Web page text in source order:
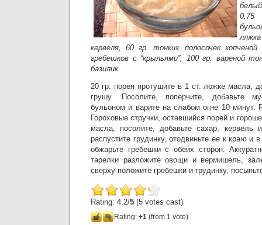
0,75
кервеля, 60 гр. тонких полосочек
гребешков с “крыльями”, 100 гр. вареной
базилик.
20 гр. порея протушите в 1 ст. ложке масла,
грушу. Посолите, поперчите, добавьте
бульоном и варите на слабом огне 10 минут.
Гороховые стручки, оставшийся порей и
масла, посолите, добавьте сахар, кервель
распустите грудинку, отодвиньте ее к краю и
обжарьте гребешки с обеих сторон.
тарелки разложите овощи и вермишель,
сверху положите гребешки и грудинку,
Rating: 4.2/5 (5 votes cast)
Rating: +1 (from 1 vote)